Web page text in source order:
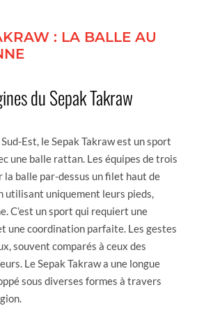
: LA BALLE AU
du Sepak Takraw
Est, le Sepak Takraw est un sport
une balle rattan. Les équipes de trois
la balle par-dessus un filet haut de
utilisant uniquement leurs pieds,
C’est un sport qui requiert une
une coordination parfaite. Les gestes
souvent comparés à ceux des
Le Sepak Takraw a une longue
sous diverses formes à travers